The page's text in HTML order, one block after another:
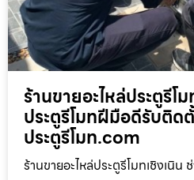
ร้านขายอะไหล่ประตูรีโ
ประตูรีโมทฝีมือดีรับติด
ประตูรีโมท.com
ร้านขายอะไหล่ประตูรีโมทเชิงเนิน